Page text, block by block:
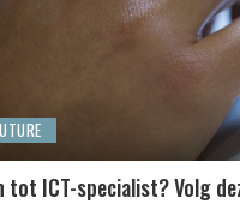
tot ICT-specialist? Volg